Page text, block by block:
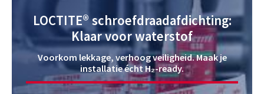
LOCTITE® schroefdraadafdichting:
Klaar voor waterstof
Voorkom lekkage, verhoog veiligheid. Maak je
installatie écht H₂-ready.